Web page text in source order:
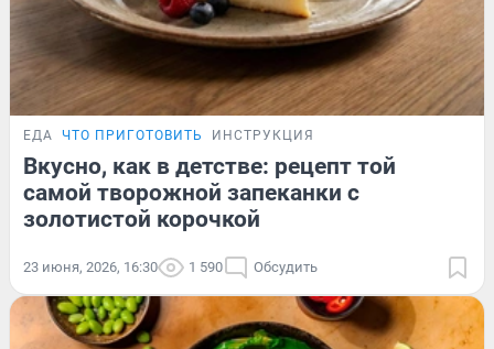
ЕДА ЧТО ПРИГОТОВИТЬ ИНСТРУКЦИЯ
Вкусно, как в детстве: рецепт той
самой творожной запеканки с
золотистой корочкой
23 июня, 2026, 16:30 1 590 Обсудить